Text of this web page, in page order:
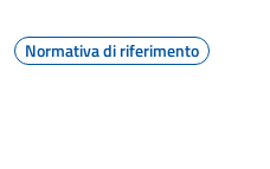
Normativa di riferimento